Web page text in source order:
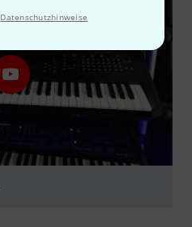
Datenschutzhinweise